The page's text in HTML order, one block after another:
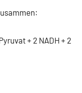
+ 2 NADH + 2